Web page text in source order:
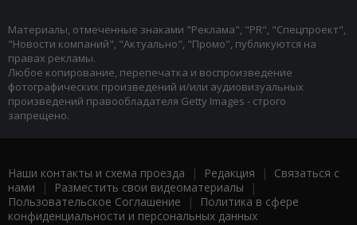
Материалы, отмеченные знаками "Реклама", "PR", "Спецпроект",
"Новости компаний", "Актуально", "Промо", публикуются на
правах рекламы.
Любое копирование, перепечатка и воспроизведение
фотографических произведений и/или аудиовизуальных
произведений правообладателя Getty Images - строго
запрещено.
Наши контакты и схема проезда | Редакция | Связаться с
нами | Разместить свои видеоматериалы |
Пользовательское Соглашение |
Политика в сфере
конфиденциальности и персональных данных